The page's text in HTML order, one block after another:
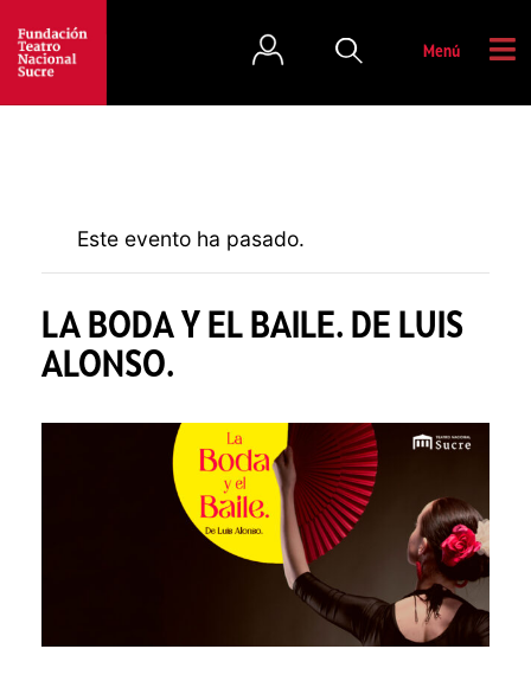
Menú
Este evento ha pasado.
LA BODA Y EL BAILE. DE LUIS
ALONSO.